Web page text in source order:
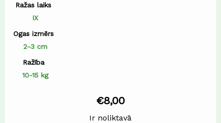
Ražas laiks
IX
Ogas izmērs
2-3 cm
Ražība
10-15 kg
€8,00
Ir noliktavā